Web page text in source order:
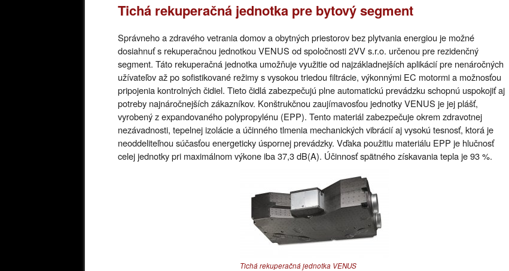
Tichá rekuperačná jednotka pre bytový segment
Správneho a zdravého vetrania domov a obytných priestorov bez plytvania energiou je možné
dosiahnuť s rekuperačnou jednotkou VENUS od spoločnosti 2VV s.r.o. určenou pre rezidenčný
segment. Táto rekuperačná jednotka umožňuje využitie od najzákladnejších aplikácií pre nenáročných
užívateľov až po sofistikované režimy s vysokou triedou filtrácie, výkonnými EC motormi a možnosťou
pripojenia kontrolných čidiel. Tieto čidlá zabezpečujú plne automatickú prevádzku schopnú uspokojiť aj
potreby najnáročnejších zákazníkov. Konštrukčnou zaujímavosťou jednotky VENUS je jej plášť,
vyrobený z expandovaného polypropylénu (EPP). Tento materiál zabezpečuje okrem zdravotnej
nezávadnosti, tepelnej izolácie a účinného tlmenia mechanických vibrácií aj vysokú tesnosť, ktorá je
neoddeliteľnou súčasťou energeticky úspornej prevádzky. Vďaka použitiu materiálu EPP je hlučnosť
celej jednotky pri maximálnom výkone iba 37,3 dB(A). Účinnosť spätného získavania tepla je 93 %.
Tichá rekuperačná jednotka VENUS